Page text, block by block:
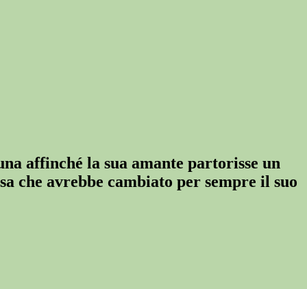
affinché la sua amante partorisse un
che avrebbe cambiato per sempre il suo